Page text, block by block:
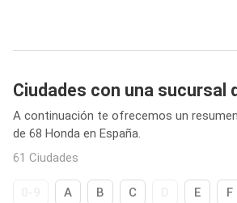
Ciudades con una sucursal
A continuación te ofrecemos un
de 68 Honda en España.
61 Ciudades
A B C E F